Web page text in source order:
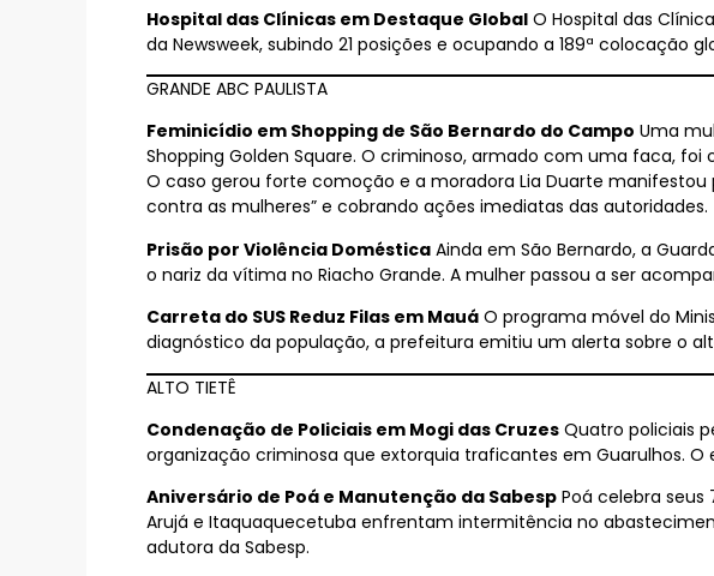
Hospital das Clínicas em Destaque Global O Hospital das
da Newsweek, subindo 21 posições e ocupando a 189ª colocação
GRANDE ABC PAULISTA
Feminicídio em Shopping de São Bernardo do Campo Uma
Shopping Golden Square. O criminoso, armado com uma faca,
O caso gerou forte comoção e a moradora Lia Duarte
contra as mulheres” e cobrando ações imediatas das autoridades.
Prisão por Violência Doméstica Ainda em São Bernardo, a
o nariz da vítima no Riacho Grande. A mulher passou a ser
Carreta do SUS Reduz Filas em Mauá O programa móvel do
diagnóstico da população, a prefeitura emitiu um alerta sobre o
ALTO TIETÊ
Condenação de Policiais em Mogi das Cruzes Quatro policiais
organização criminosa que extorquia traficantes em Guarulhos.
Aniversário de Poá e Manutenção da Sabesp Poá celebra
Arujá e Itaquaquecetuba enfrentam intermitência no
adutora da Sabesp.